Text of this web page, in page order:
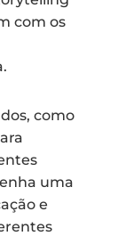
com os
como
uma
e